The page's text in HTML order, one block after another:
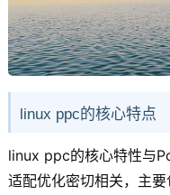
linux ppc的核心特点
linux ppc的核心特性与
适配优化密切相关，主要